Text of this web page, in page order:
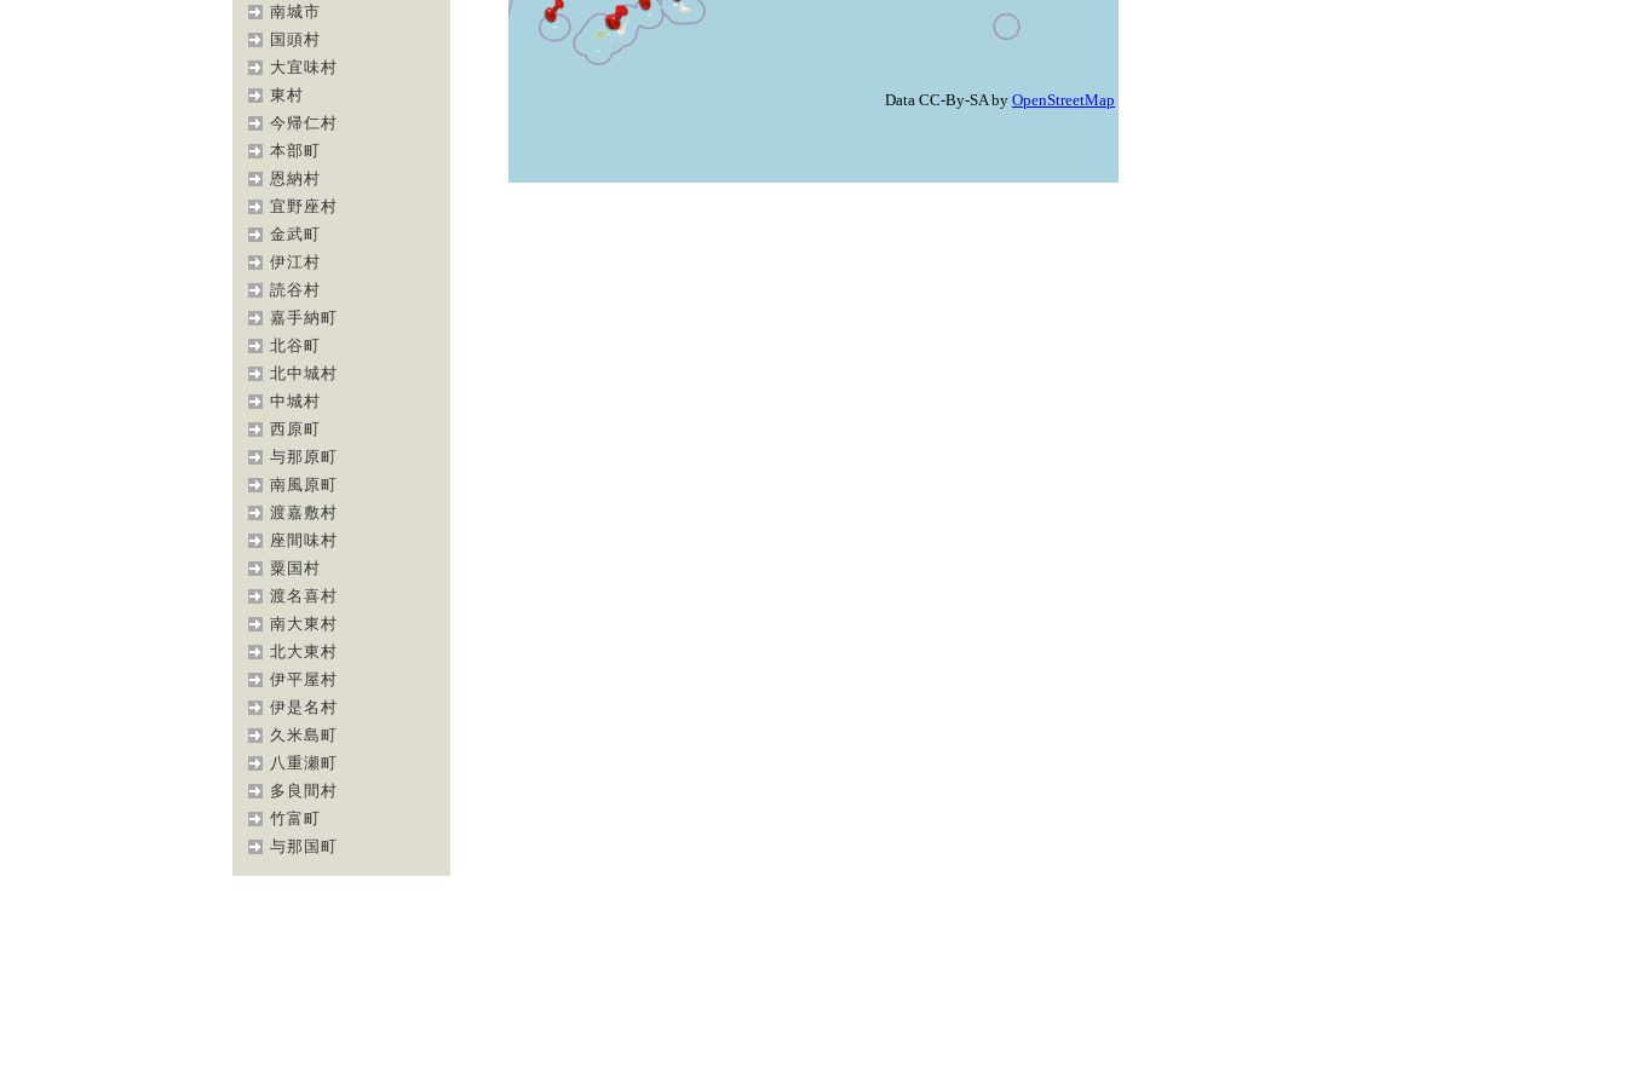
南城市
国頭村
大宜味村
東村
今帰仁村
本部町
恩納村
宜野座村
金武町
伊江村
読谷村
嘉手納町
北谷町
北中城村
中城村
西原町
与那原町
南風原町
渡嘉敷村
座間味村
粟国村
渡名喜村
南大東村
北大東村
伊平屋村
伊是名村
久米島町
八重瀬町
多良間村
竹富町
与那国町